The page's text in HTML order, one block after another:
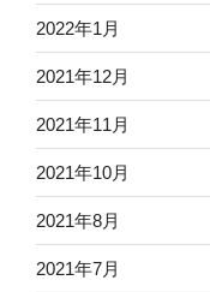
2022年1月
2021年12月
2021年11月
2021年10月
2021年8月
2021年7月